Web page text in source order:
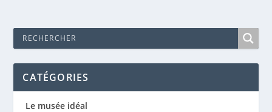
CATÉGORIES
Le musée idéal